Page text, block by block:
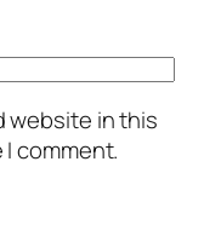
website in this
comment.